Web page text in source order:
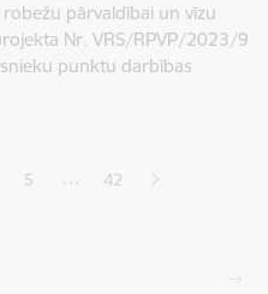
pārvaldībai un vīzu
Nr. VRS/RPVP/2023/9
punktu darbības
Lapa
5 … 42